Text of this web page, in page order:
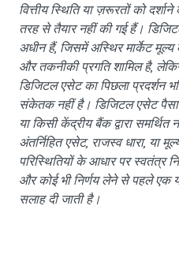
वित्तीय स्थिति या ज़रूरतों को
तरह से तैयार नहीं की गई हैं।
अधीन हैं, जिसमें अस्थिर मार्केट मूल्य
और तकनीकी प्रगति शामिल है,
डिजिटल एसेट का पिछला प्रदर्शन
संकेतक नहीं है। डिजिटल एसेट पैसा
या किसी केंद्रीय बैंक द्वारा
अंतर्निहित एसेट, राजस्व धारा, या
परिस्थितियों के आधार पर स्वतंत्र
और कोई भी निर्णय लेने से पहले एक
सलाह दी जाती है।